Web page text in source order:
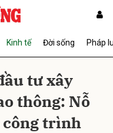
Kinh tế Đời sống Pháp
tư xây
thông: Nỗ
công trình